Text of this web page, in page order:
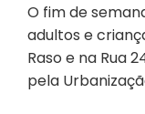
O fim de
adultos e
Raso e na Rua
pela